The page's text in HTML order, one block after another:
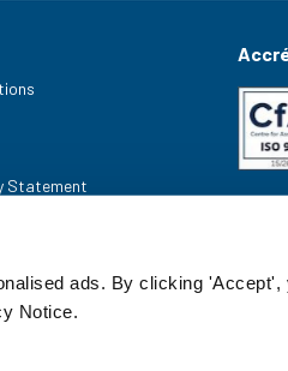
ads. By clicking 'Accept',
Notice.
Statement